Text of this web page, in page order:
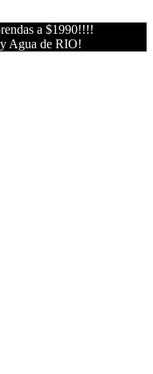
a $1990!!!!
Agua de RIO!